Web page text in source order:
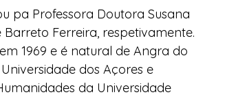
pa Professora Doutora Susana
Ferreira, respetivamente.
1969 e é natural de Angra do
dos Açores e
da Universidade